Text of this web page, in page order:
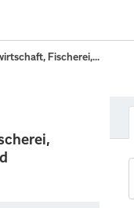
Fischerei,...